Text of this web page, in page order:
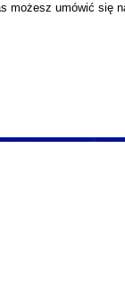
możesz umówić się